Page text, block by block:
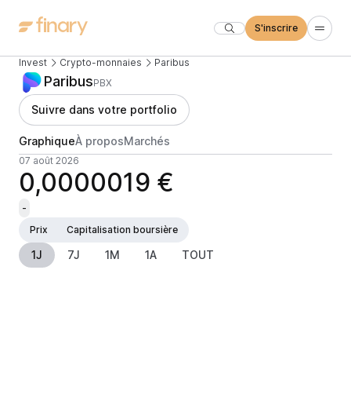
S'inscrire
Invest Crypto-monnaies Paribus
ParibusPBX
Suivre dans votre portfolio
GraphiqueÀ proposMarchés
07 août 2026
0,0000019 €
-
Prix
Capitalisation boursière
1J 7J 1M 1A TOUT